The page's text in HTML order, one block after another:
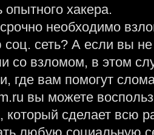
опытного хакера.
необходимо
соц. сеть? А если вы
со взломом, в этом
где вам помогут
вы можете
который сделает всю